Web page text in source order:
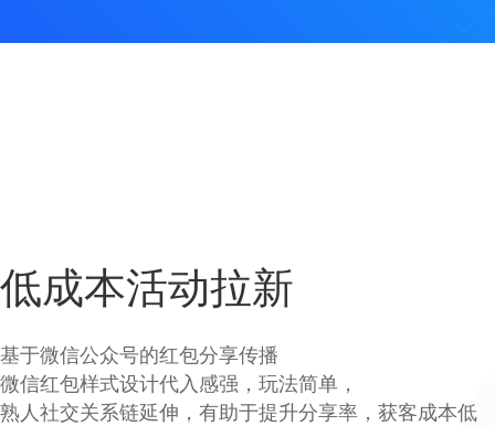
低成本活动拉新
基于微信公众号的红包分享传播
微信红包样式设计代入感强，玩法简单，
熟人社交关系链延伸，有助于提升分享率，获客成本低